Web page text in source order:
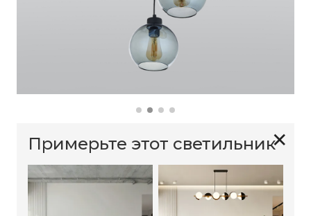
✕
Примерьте этот светильник